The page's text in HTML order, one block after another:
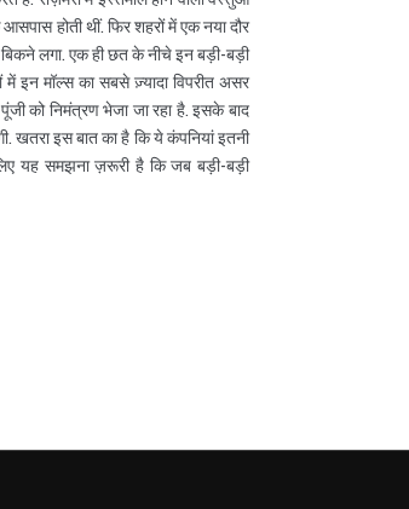
होती थीं. फिर शहरों में एक नया दौर
लगा. एक ही छत के नीचे इन बड़ी-बड़ी
इन मॉल्स का सबसे ज़्यादा विपरीत असर
को निमंत्रण भेजा जा रहा है. इसके बाद
खतरा इस बात का है कि ये कंपनियां इतनी
यह समझना ज़रूरी है कि जब बड़ी-बड़ी